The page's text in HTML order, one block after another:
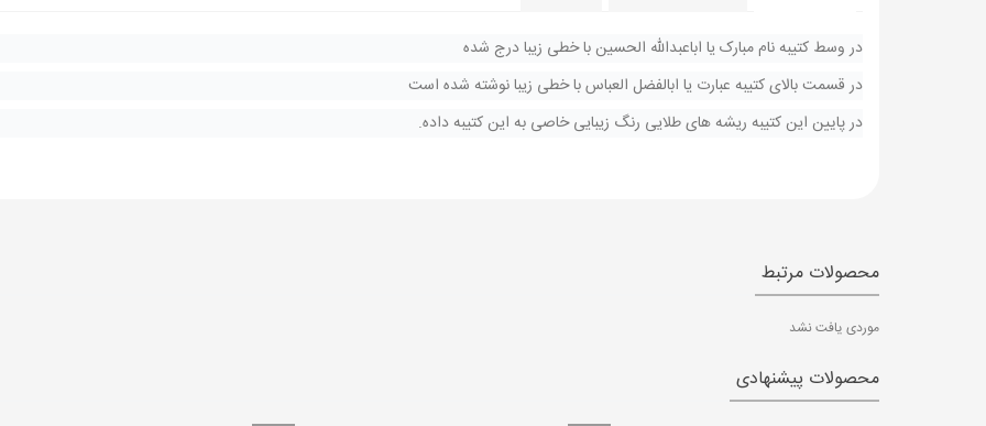
در وسط کتیبه نام مبارک یا اباعبدالله الحسین با خطی زیبا درج شده
در قسمت بالای کتیبه عبارت یا ابالفضل العباس با خطی زیبا نوشته شده است
در پایین این کتیبه ریشه های طلایی رنگ زیبایی خاصی به این کتیبه داده.
محصولات مرتبط
موردی یافت نشد
محصولات پیشنهادی